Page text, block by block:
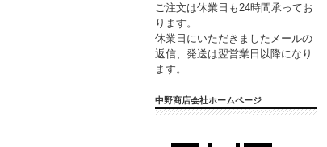
ご注文は休業日も24時間承ってお
ります。
休業日にいただきましたメールの
返信、発送は翌営業日以降になり
ます。
中野商店会社ホームページ